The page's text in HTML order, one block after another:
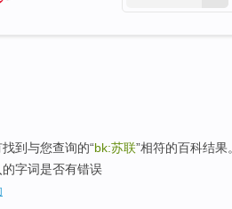
到与您查询的“bk:苏联”相符的百科结果
字词是否有错误